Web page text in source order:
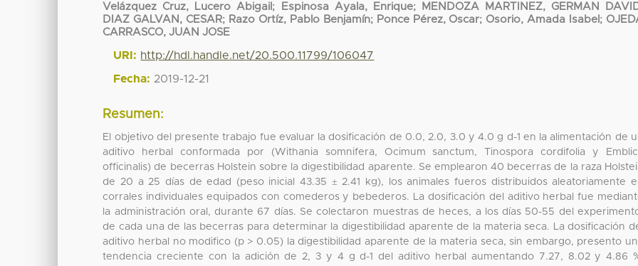
Velázquez Cruz, Lucero Abigail ; Espinosa Ayala, Enrique; MENDOZA MARTINEZ, GERMAN
DIAZ GALVAN, CESAR; Razo Ortíz, Pablo Benjamín; Ponce Pérez, Oscar; Osorio, Amada Isabel ;
CARRASCO, JUAN JOSE
URI: http://hdl.handle.net/20.500.11799/106047
Fecha: 2019-12-21
Resumen:
El objetivo del presente trabajo fue evaluar la dosificación de 0.0, 2.0, 3.0 y 4.0 g d-1 en la alimentación de
aditivo herbal conformada por (Withania somnifera, Ocimum sanctum, Tinospora cordifolia y
officinalis) de becerras Holstein sobre la digestibilidad aparente. Se emplearon 40 becerras de la raza
de 20 a 25 días de edad (peso inicial 43.35 ± 2.41 kg), los animales fueros distribuidos aleatoriamente
corrales individuales equipados con comederos y bebederos. La dosificación del aditivo herbal fue
la administración oral, durante 67 días. Se colectaron muestras de heces, a los días 50-55 del
de cada una de las becerras para determinar la digestibilidad aparente de la materia seca. La dosificación
aditivo herbal no modifico (p > 0.05) la digestibilidad aparente de la materia seca, sin embargo, presento
tendencia creciente con la adición de 2, 3 y 4 g d-1 del aditivo herbal aumentando 7.27, 8.02 y 4.86